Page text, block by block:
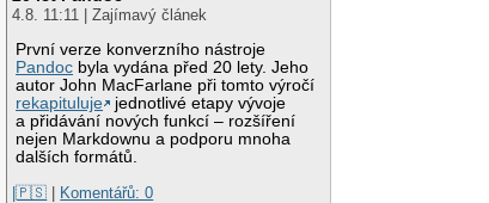
4.8. 11:11 | Zajímavý článek
První verze konverzního nástroje
Pandoc byla vydána před 20 lety. Jeho
autor John MacFarlane při tomto výročí
rekapituluje
jednotlivé etapy vývoje
a přidávání nových funkcí – rozšíření
nejen Markdownu a podporu mnoha
dalších formátů.
|🇵🇸 | Komentářů: 0